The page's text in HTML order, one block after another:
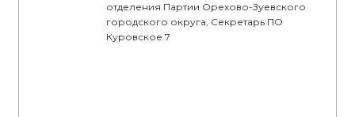
отделения Партии Орехово-Зуевского
городского округа, Секретарь ПО
Куровское 7